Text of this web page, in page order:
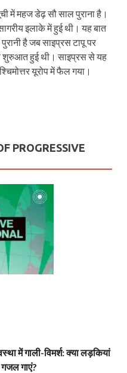
में महज डेढ़ सौ साल पुराना है।
इलाके में हुई थी। यह बात
है जब साइप्रस टापू पर
शुरुआत हुई थी। साइप्रस से यह
यूरोप में फैल गया।
PROGRESSIVE
में गाली-विमर्श: क्या लड़कियां
गाएं?